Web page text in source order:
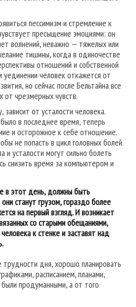
пессимизм и стремление к
пресыщение эмоциями: он
волнений, неважно — тяжелых или
тишины, когда в одиночестве
отношений и собственной
человек откажется от
но сейчас после Бельтайна все
чрезмерных чувств.
зависит от усталости человека.
в последнее время, теперь
и осторожное к себе отношение.
не попасть в цикл головных болей.
и усталости могут сильно болеть
снизить время за компьютером и
в этот день, должны быть
станут грузом, гораздо более
на первый взгляд. И возникает
со старыми обещаниями,
к стенке и заставят над
дня, хорошо планировать
расписанием, планами,
продуманными, а от того